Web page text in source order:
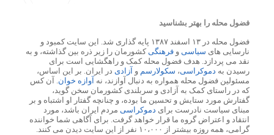
فضول محله را بهتر بشناسید
فضول محله در ۱۳ اسفند ۱۳۸۷ پایه گذاری شد. این سایت کمبود و
نارسایی های سیاسی و فرهنگیکشورمان را زیر ذره بین گذاشته، و به
نقد می پردازد. هدف فضول محله کمک و راهگشایی است برای
رسیدن به دموکراسی، سکولارسم و آزادی در ایران. بر این اساس،
مسئولین فضول محله همواره به دنبال آوازند، نه آوازه خوان. آن کس
که در راستای کمک به آزادی و سربلندی کشورمان سخن گوید،
گفتارش مورد ستایش و تحسین ما بوده، و چنانچه گفتار او اشتباه و بر
مبنای سیاست نادرست برای دموکراسی مردم ایران باشد، مورد
انتقاد و اعتراض گروه ما قرار خواهد گرفت. برای آگاهی شما خواننده
گرامی، همه روزه بیشتر از ۱۰،۰۰۰ نفر از این سایت دیدن می کنند.